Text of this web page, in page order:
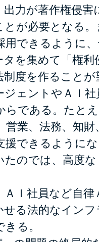
出力が著作権侵
とが必要となる
用できるように
を集めて「権
度を作ること
ェントやＡＩ社
らである。たと
業、法務、知財
援できるように
のでは、高度
Ｉ社員など自律
せる法的なイン
る。